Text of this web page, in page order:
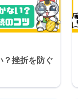
？挫折を防ぐ